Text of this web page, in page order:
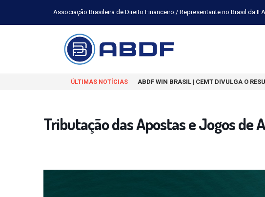
Associação Brasileira de Direito Financeiro / Representante no Brasil da
ÚLTIMAS NOTÍCIAS ABDF WIN BRASIL | CEMT DIVULGA O
Tributação das Apostas e Jogos de